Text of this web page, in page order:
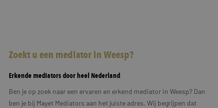
Zoekt u een mediator in Weesp?
Erkende mediators door heel Nederland
Ben je op zoek naar een ervaren en erkend mediator in Weesp? Dan
ben je bij Mayet Mediators aan het juiste adres. Wij begrijpen dat